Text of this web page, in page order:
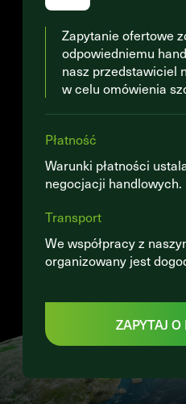
Zapytanie ofertowe
odpowiedniemu
nasz przedstawiciel
w celu omówienia
Płatność
Warunki płatności
negocjacji handlowych.
Transport
We współpracy z
organizowany jest
ZAPYTAJ